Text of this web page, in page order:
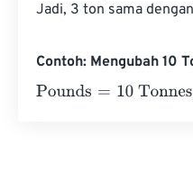
Jadi, 3 ton sama
Contoh: Mengubah 10
Pounds= 10 Tonnes×